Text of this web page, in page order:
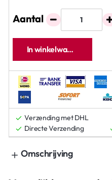
Aantal
In winkelwagen
Verzending met DHL
Directe Verzending
Omschrijving